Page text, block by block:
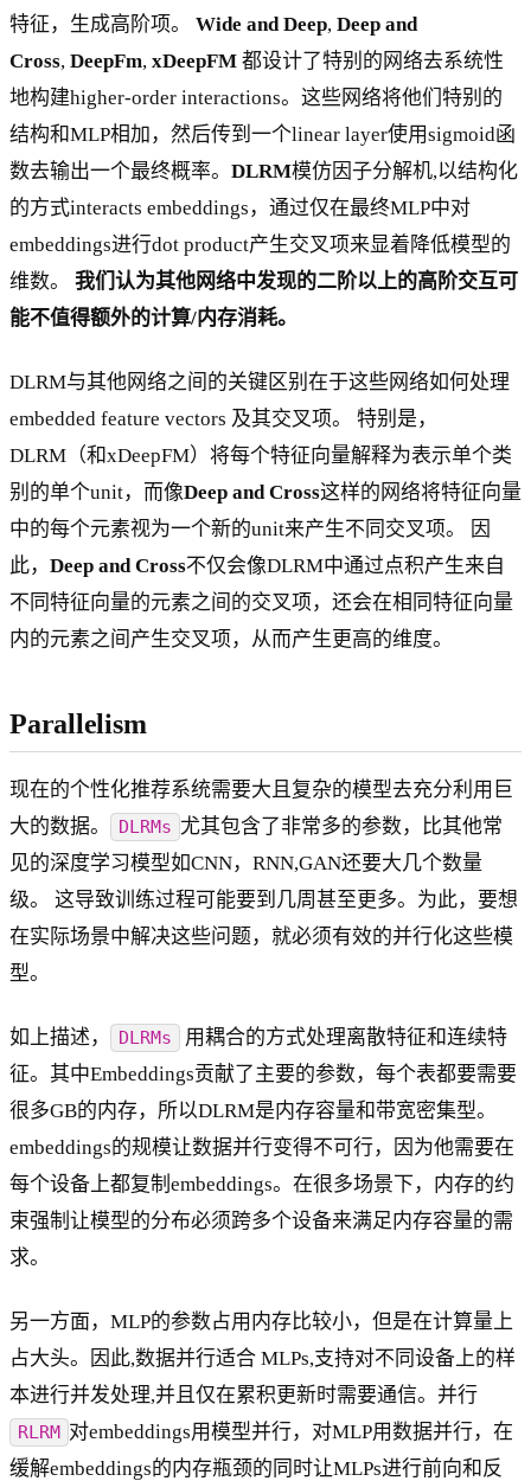
特征，生成高阶项。 Wide and Deep, Deep and
Cross, DeepFm, xDeepFM 都设计了特别的网络去系统性
地构建higher-order interactions。这些网络将他们特别的
结构和MLP相加，然后传到一个linear layer使用sigmoid函
数去输出一个最终概率。 DLRM模仿因子分解机,以结构化
的方式interacts embeddings，通过仅在最终MLP中对
embeddings进行dot product产生交叉项来显着降低模型的
维数。 我们认为其他网络中发现的二阶以上的高阶交互可
能不值得额外的计算/内存消耗。
DLRM与其他网络之间的关键区别在于这些网络如何处理
embedded feature vectors 及其交叉项。 特别是，
DLRM（和xDeepFM）将每个特征向量解释为表示单个类
别的单个unit，而像Deep and Cross这样的网络将特征向量
中的每个元素视为一个新的unit来产生不同交叉项。 因
此， Deep and Cross不仅会像DLRM中通过点积产生来自
不同特征向量的元素之间的交叉项，还会在相同特征向量
内的元素之间产生交叉项，从而产生更高的维度。
Parallelism
现在的个性化推荐系统需要大且复杂的模型去充分利用巨
大的数据。
DLRMs 尤其包含了非常多的参数，比其他常
见的深度学习模型如CNN，RNN,GAN还要大几个数量
级。 这导致训练过程可能要到几周甚至更多。为此，要想
在实际场景中解决这些问题，就必须有效的并行化这些模
型。
如上描述， DLRMs
用耦合的方式处理离散特征和连续特
征。其中Embeddings贡献了主要的参数，每个表都要需要
很多GB的内存，所以DLRM是内存容量和带宽密集型。
embeddings的规模让数据并行变得不可行，因为他需要在
每个设备上都复制embeddings。在很多场景下，内存的约
束强制让模型的分布必须跨多个设备来满足内存容量的需
求。
另一方面，MLP的参数占用内存比较小，但是在计算量上
占大头。因此,数据并行适合 MLPs,支持对不同设备上的样
本进行并发处理,并且仅在累积更新时需要通信。并行
RLRM 对embeddings用模型并行，对MLP用数据并行，在
缓解embeddings的内存瓶颈的同时让MLPs进行前向和反